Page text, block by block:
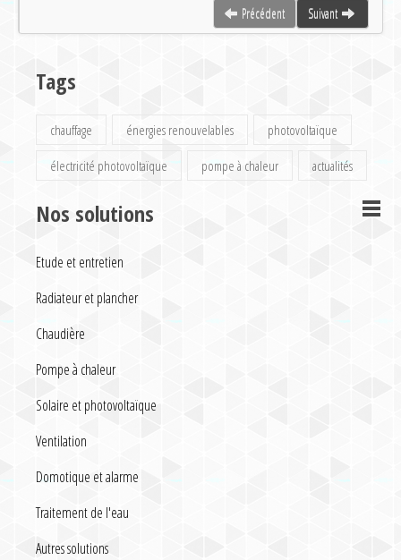
Précédent Suivant
Tags
chauffage énergies renouvelables
photovoltaïque
électricité photovoltaïque
pompe à chaleur actualités
Nos solutions
Etude et entretien
Radiateur et plancher
Chaudière
Pompe à chaleur
Solaire et photovoltaïque
Ventilation
Domotique et alarme
Traitement de l'eau
Autres solutions